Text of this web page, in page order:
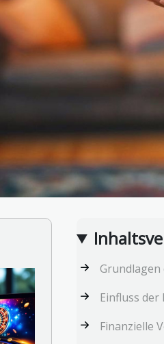
Einfluss der
Finanzielle